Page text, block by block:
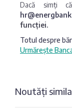
Dacă simți
funcției.
Totul despre
Urmărește
Noutăți